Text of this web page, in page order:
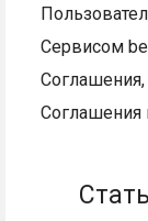
Сервисом
Соглашения,
Соглашения